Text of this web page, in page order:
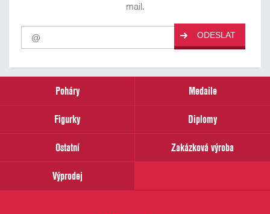
mail.
Pro
odběr
našich
email
ODESLAT
Poháry
Medaile
Figurky
Diplomy
Ostatní
Zakázková výroba
Výprodej